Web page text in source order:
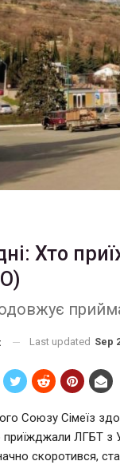
Хто
Last updated Sep
Союзу Сімеїз
ЛГБТ з
скоротився,